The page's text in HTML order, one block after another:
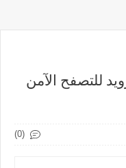
للتصفح الآمن
(0)